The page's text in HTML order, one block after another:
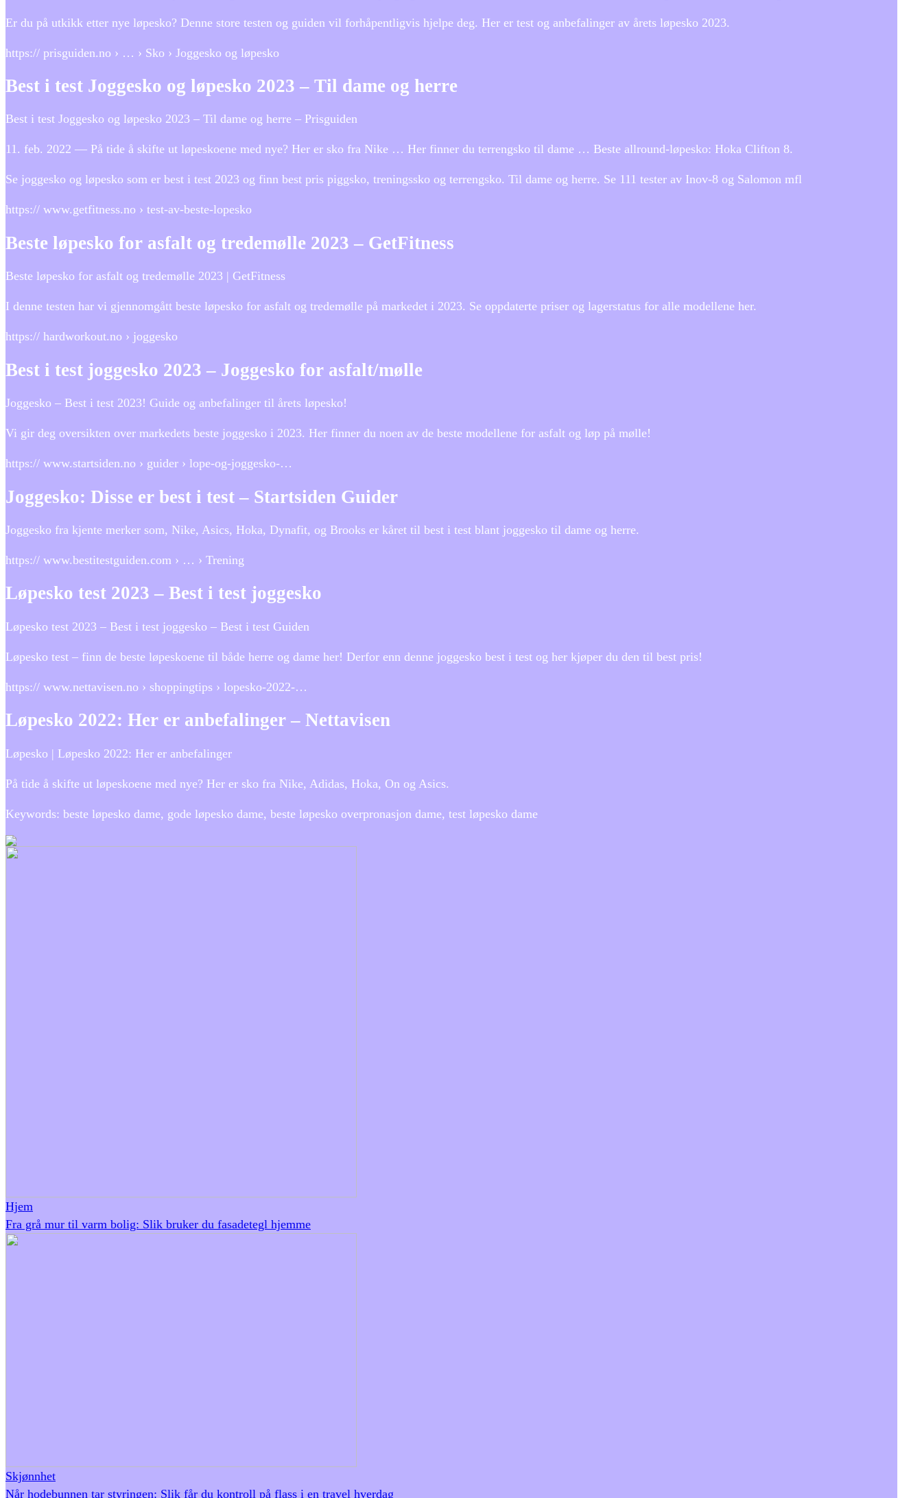
Er du på utkikk etter nye løpesko? Denne store testen og guiden vil forhåpentligvis hjelpe deg. Her er test og anbefalinger av årets løpesko 2023.
https:// prisguiden.no › … › Sko › Joggesko og løpesko
Best i test Joggesko og løpesko 2023 – Til dame og herre
Best i test Joggesko og løpesko 2023 – Til dame og herre – Prisguiden
11. feb. 2022 — På tide å skifte ut løpeskoene med nye? Her er sko fra Nike … Her finner du terrengsko til dame … Beste allround-løpesko: Hoka Clifton 8.
Se joggesko og løpesko som er best i test 2023 og finn best pris piggsko, treningssko og terrengsko. Til dame og herre. Se 111 tester av Inov-8 og Salomon mfl
https:// www.getfitness.no › test-av-beste-lopesko
Beste løpesko for asfalt og tredemølle 2023 – GetFitness
Beste løpesko for asfalt og tredemølle 2023 | GetFitness
I denne testen har vi gjennomgått beste løpesko for asfalt og tredemølle på markedet i 2023. Se oppdaterte priser og lagerstatus for alle modellene her.
https:// hardworkout.no › joggesko
Best i test joggesko 2023 – Joggesko for asfalt/mølle
Joggesko – Best i test 2023! Guide og anbefalinger til årets løpesko!
Vi gir deg oversikten over markedets beste joggesko i 2023. Her finner du noen av de beste modellene for asfalt og løp på mølle!
https:// www.startsiden.no › guider › lope-og-joggesko-…
Joggesko: Disse er best i test – Startsiden Guider
Joggesko fra kjente merker som, Nike, Asics, Hoka, Dynafit, og Brooks er kåret til best i test blant joggesko til dame og herre.
https:// www.bestitestguiden.com › … › Trening
Løpesko test 2023 – Best i test joggesko
Løpesko test 2023 – Best i test joggesko – Best i test Guiden
Løpesko test – finn de beste løpeskoene til både herre og dame her! Derfor enn denne joggesko best i test og her kjøper du den til best pris!
https:// www.nettavisen.no › shoppingtips › lopesko-2022-…
Løpesko 2022: Her er anbefalinger – Nettavisen
Løpesko | Løpesko 2022: Her er anbefalinger
På tide å skifte ut løpeskoene med nye? Her er sko fra Nike, Adidas, Hoka, On og Asics.
Keywords: beste løpesko dame, gode løpesko dame, beste løpesko overpronasjon dame, test løpesko dame
Hjem
Fra grå mur til varm bolig: Slik bruker du fasadetegl hjemme
Skjønnhet
Når hodebunnen tar styringen: Slik får du kontroll på flass i en travel hverdag